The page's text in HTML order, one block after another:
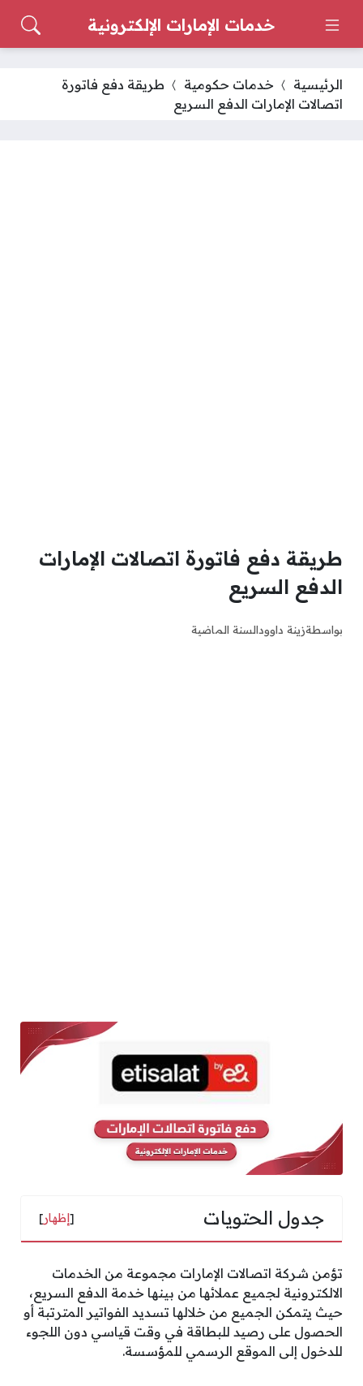
خدمات الإمارات الإلكترونية
الرئيسية خدمات حكومية
طريقة دفع فاتورة
اتصالات الإمارات الدفع السريع
طريقة دفع فاتورة اتصالات الإمارات
الدفع السريع
بواسطةزينة داوودالسنة الماضية
جدول الحتويات [إظهار]
تؤمن شركة اتصالات الإمارات مجموعة من الخدمات
الالكترونية لجميع عملائها من بينها خدمة الدفع السريع،
حيث يتمكن الجميع من خلالها تسديد الفواتير المترتبة أو
الحصول على رصيد للبطاقة في وقت قياسي دون اللجوء
للدخول إلى الموقع الرسمي للمؤسسة.